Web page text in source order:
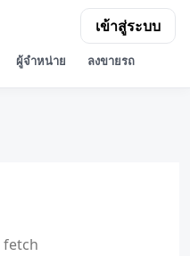
ผู้จำหน่าย ลงขายรถ
เข้าสู่ระบบ
fetch